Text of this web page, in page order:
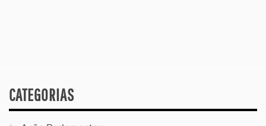
CATEGORIAS